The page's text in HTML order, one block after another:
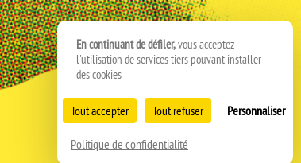
En continuant de défiler,vous acceptez
l'utilisation de services tiers pouvant installer
des cookies
Tout accepter Tout refuser Personnaliser
Politique de confidentialité